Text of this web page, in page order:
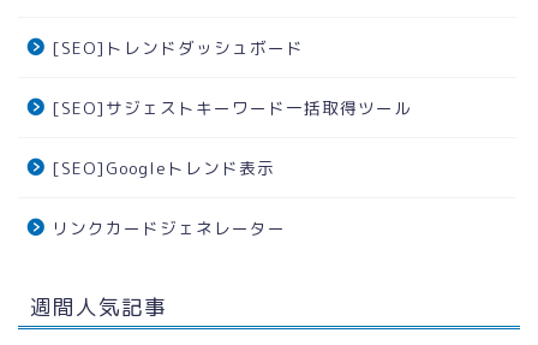
[SEO]トレンドダッシュボード
[SEO]サジェストキーワード一括取得ツール
[SEO]Googleトレンド表示
リンクカードジェネレーター
週間人気記事